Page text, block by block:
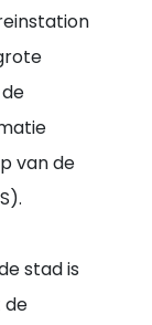
van de
stad is
de